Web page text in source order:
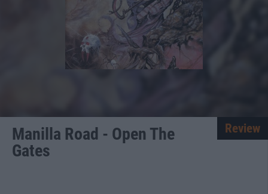
Manilla Road - Open The
Gates
Review